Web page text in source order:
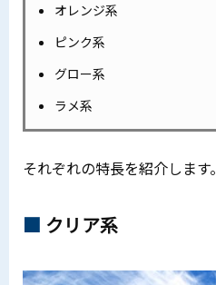
オレンジ系
ピンク系
グロー系
ラメ系
それぞれの特長を紹介します。
クリア系